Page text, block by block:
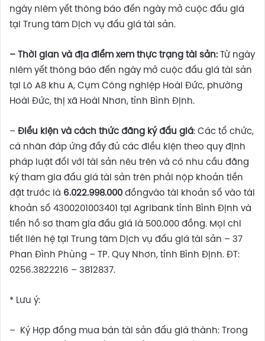
ngày niêm yết thông báo đến ngày mở cuộc đấu giá
tại Trung tâm Dịch vụ đấu giá tài sản.
– Thời gian và địa điểm xem thực trạng tài sản: Từ ngày
niêm yết thông báo đến ngày mở cuộc đấu giá tài sản
tại Lô A8 khu A, Cụm Công nghiệp Hoài Đức, phường
Hoài Đức, thị xã Hoài Nhơn, tỉnh Bình Định.
– Điều kiện và cách thức đăng ký đấu giá: Các tổ chức,
cá nhân đáp ứng đầy đủ các điều kiện theo quy định
pháp luật đối với tài sản nêu trên và có nhu cầu đăng
ký tham gia đấu giá tài sản trên phải nộp khoản tiền
đặt trước là 6.022.998.000 đồngvào tài khoản số vào tài
khoản số 4300201003401 tại Agribank tỉnh Bình Định và
tiền hồ sơ tham gia đấu giá là 500.000 đồng. Mọi chi
tiết liên hệ tại Trung tâm Dịch vụ đấu giá tài sản – 37
Phan Đình Phùng – TP. Quy Nhơn, tỉnh Bình Định. ĐT:
0256.3822216 – 3812837.
* Lưu ý:
– Ký Hợp đồng mua bán tài sản đấu giá thành: Trong